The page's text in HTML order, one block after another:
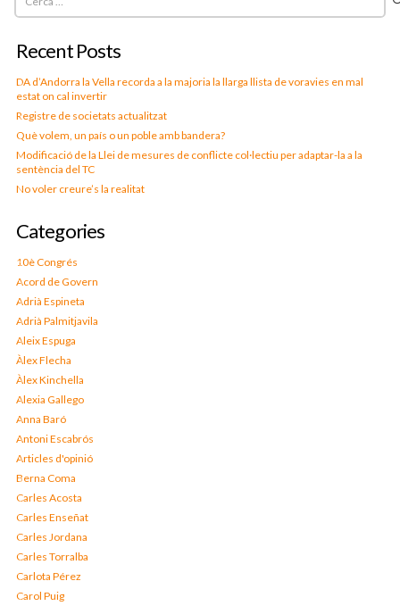
Recent Posts
DA d’Andorra la Vella recorda a la majoria la llarga llista de voravies en mal
estat on cal invertir
Registre de societats actualitzat
Què volem, un país o un poble amb bandera?
Modificació de la Llei de mesures de conflicte col·lectiu per adaptar-la a la
sentència del TC
No voler creure’s la realitat
Categories
10è Congrés
Acord de Govern
Adrià Espineta
Adrià Palmitjavila
Aleix Espuga
Àlex Flecha
Àlex Kinchella
Alexia Gallego
Anna Baró
Antoni Escabrós
Articles d'opinió
Berna Coma
Carles Acosta
Carles Enseñat
Carles Jordana
Carles Torralba
Carlota Pérez
Carol Puig